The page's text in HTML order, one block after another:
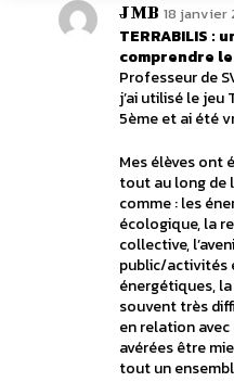
JMB 18 janvier
TERRABILIS :
comprendre
Professeur de
j’ai utilisé le jeu
5ème et ai été
Mes élèves
tout au long de
comme : les
écologique, la
collective,
public/activités
énergétiques,
souvent très
en relation
avérées être
tout un